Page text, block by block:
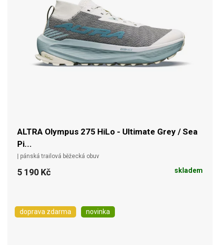
ALTRA Olympus 275 HiLo - Ultimate Grey / Sea
Pi...
| pánská trailová běžecká obuv
5 190 Kč skladem
doprava zdarma novinka